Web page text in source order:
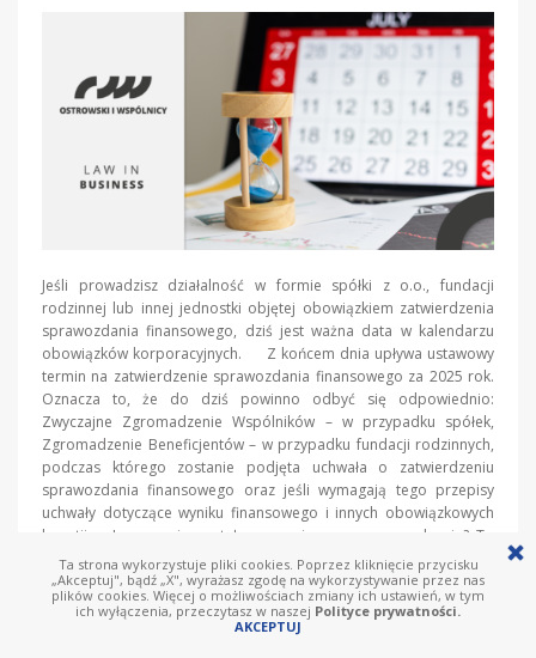
Jeśli prowadzisz działalność w formie spółki z o.o., fundacji
rodzinnej lub innej jednostki objętej obowiązkiem zatwierdzenia
sprawozdania finansowego, dziś jest ważna data w kalendarzu
obowiązków korporacyjnych. Z końcem dnia upływa ustawowy
termin na zatwierdzenie sprawozdania finansowego za 2025 rok.
Oznacza to, że do dziś powinno odbyć się odpowiednio:
Zwyczajne Zgromadzenie Wspólników – w przypadku spółek,
Zgromadzenie Beneficjentów – w przypadku fundacji rodzinnych,
podczas którego zostanie podjęta uchwała o zatwierdzeniu
sprawozdania finansowego oraz jeśli wymagają tego przepisy
uchwały dotyczące wyniku finansowego i innych obowiązkowych
kwestii. Jeszcze nie zostało zorganizowane zgromadzenie? To
ostatni moment, aby podjąć działania i dopełnić […]
Więcej
Ta strona wykorzystuje pliki cookies. Poprzez kliknięcie przycisku
„Akceptuj", bądź „X", wyrażasz zgodę na wykorzystywanie przez nas
plików cookies. Więcej o możliwościach zmiany ich ustawień, w tym
ich wyłączenia, przeczytasz w naszej Polityce prywatności.
AKCEPTUJ